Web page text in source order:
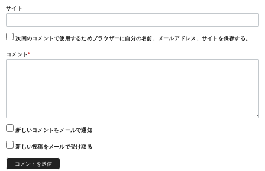
サイト
次回のコメントで使用するためブラウザーに自分の名前、メールアドレス、サイトを保存する。
コメント*
新しいコメントをメールで通知
新しい投稿をメールで受け取る